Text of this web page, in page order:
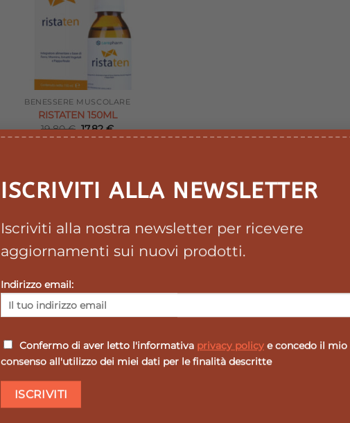
ISCRIVITI ALLA NEWSLETTER
Iscriviti alla nostra newsletter per ricevere
aggiornamenti sui nuovi prodotti.
Indirizzo email:
Confermo di aver letto l'informativa privacy policy e concedo il mio
consenso all'utilizzo dei miei dati per le finalità descritte
alla lista
desideri
BENESSERE MUSCOLARE
RISTATEN 150ML
19,80€ Il
prezzo
17,82€Il
prezzo